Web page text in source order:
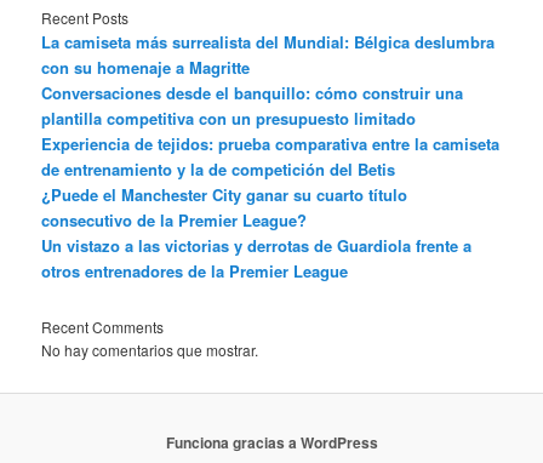
Recent Posts
La camiseta más surrealista del Mundial: Bélgica deslumbra
con su homenaje a Magritte
Conversaciones desde el banquillo: cómo construir una
plantilla competitiva con un presupuesto limitado
Experiencia de tejidos: prueba comparativa entre la camiseta
de entrenamiento y la de competición del Betis
¿Puede el Manchester City ganar su cuarto título
consecutivo de la Premier League?
Un vistazo a las victorias y derrotas de Guardiola frente a
otros entrenadores de la Premier League
Recent Comments
No hay comentarios que mostrar.
Funciona gracias a WordPress